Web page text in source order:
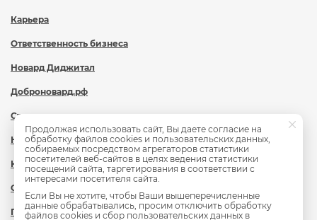
Карьера
Ответственность бизнеса
Новард Диджитал
Доброновард.рф
Статьи
Новости
Контакты
Охрана труда
Политика обработки персональных данных
Продолжая использовать сайт, Вы даете согласие на
обработку файлов cookies и пользовательских данных,
собираемых посредством агрегаторов статистики
посетителей веб-сайтов в целях ведения статистики
посещений сайта, таргетирования в соответствии с
интересами посетителя сайта.
Если Вы не хотите, чтобы Ваши вышеперечисленные
данные обрабатывались, просим отключить обработку
файлов cookies и сбор пользовательских данных в